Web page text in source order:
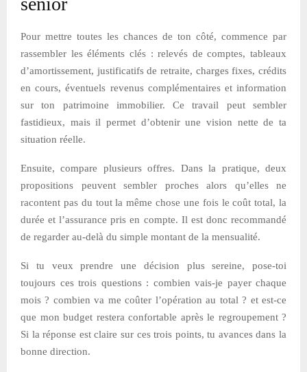
Pour mettre toutes les chances de ton côté, commence par
rassembler les éléments clés : relevés de comptes, tableaux
d’amortissement, justificatifs de retraite, charges fixes, crédits
en cours, éventuels revenus complémentaires et information
sur ton patrimoine immobilier. Ce travail peut sembler
fastidieux, mais il permet d’obtenir une vision nette de ta
situation réelle.
Ensuite, compare plusieurs offres. Dans la pratique, deux
propositions peuvent sembler proches alors qu’elles ne
racontent pas du tout la même chose une fois le coût total, la
durée et l’assurance pris en compte. Il est donc recommandé
de regarder au-delà du simple montant de la mensualité.
Si tu veux prendre une décision plus sereine, pose-toi
toujours ces trois questions : combien vais-je payer chaque
mois ? combien va me coûter l’opération au total ? et est-ce
que mon budget restera confortable après le regroupement ?
Si la réponse est claire sur ces trois points, tu avances dans la
bonne direction.